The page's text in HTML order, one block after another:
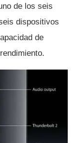
de los seis
dispositivos
de